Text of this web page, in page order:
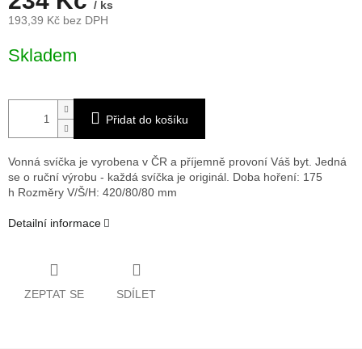
/ ks
193,39 Kč bez DPH
cena:
Skladem
Přidat do košíku
Vonná svíčka je vyrobena v ČR a příjemně provoní Váš byt. Jedná
se o ruční výrobu - každá svíčka je originál. Doba hoření: 175
h Rozměry V/Š/H: 420/80/80 mm
Detailní informace
ZEPTAT SE SDÍLET